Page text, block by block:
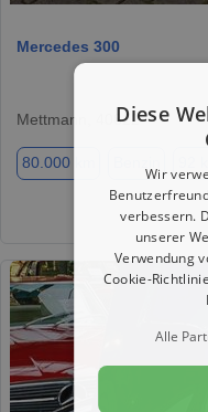
Mercedes 300
Mettmann, 40822
80.000 km
Diese
Wir
verbessern.
unserer
Verwendung
Cookie-
Alle